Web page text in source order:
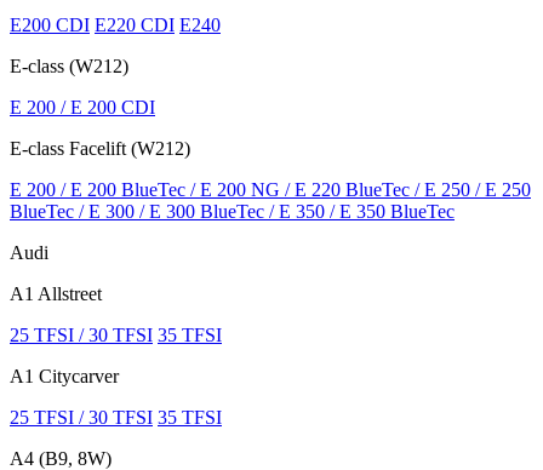
E200 CDI E220 CDI E240
E-class (W212)
E 200 / E 200 CDI
E-class Facelift (W212)
E 200 / E 200 BlueTec / E 200 NG / E 220 BlueTec / E 250 / E 250
BlueTec / E 300 / E 300 BlueTec / E 350 / E 350 BlueTec
Audi
A1 Allstreet
25 TFSI / 30 TFSI 35 TFSI
A1 Citycarver
25 TFSI / 30 TFSI 35 TFSI
A4 (B9, 8W)